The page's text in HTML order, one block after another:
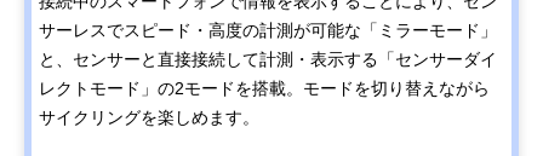
サーレスでスピード・高度の計測が可能な「ミラーモード」
と、センサーと直接接続して計測・表示する「センサーダイ
レクトモード」の2モードを搭載。モードを切り替えながら
サイクリングを楽しめます。